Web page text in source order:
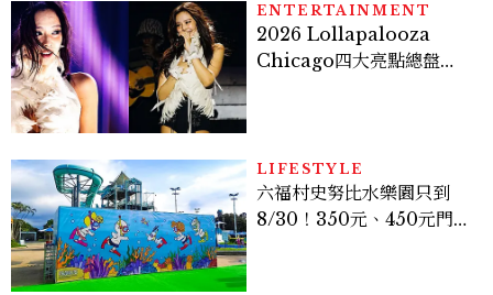
ENTERTAINMENT
2026 Lollapalooza
Chicago四大亮點總盤
LIFESTYLE
六福村史努比水樂園只到
8/30！350元、450元門票